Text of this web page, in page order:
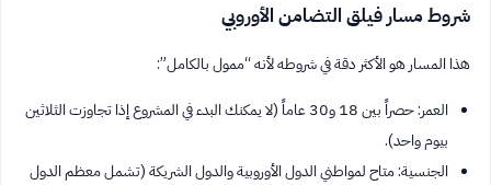
شروط مسار فيلق التضامن الأوروبي
هذا المسار هو الأكثر دقة في شروطه لأنه “ممول بالكامل”:
العمر: حصراً بين 18 و30 عاماً (لا يمكنك البدء في المشروع إذا تجاوزت الثلاثين
بيوم واحد).
الجنسية: متاح لمواطني الدول الأوروبية والدول الشريكة (تشمل معظم الدول